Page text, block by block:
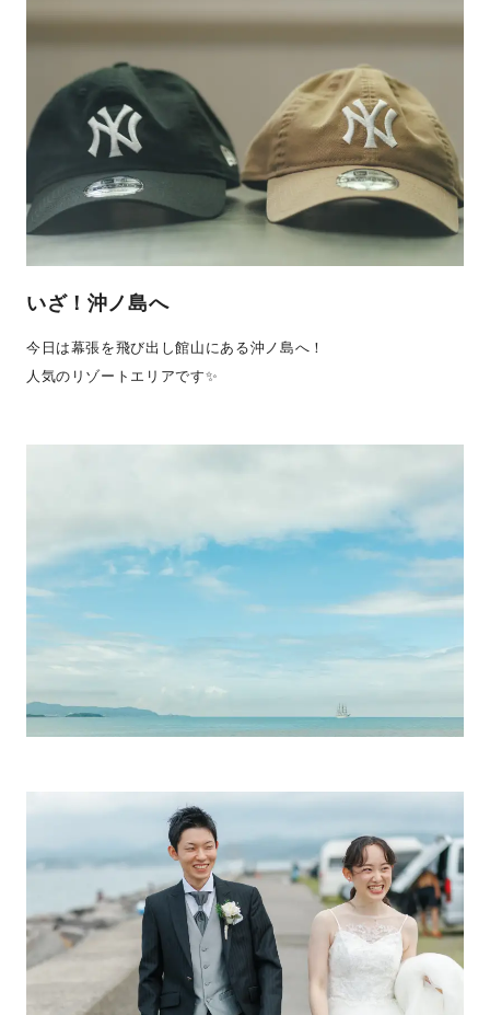
いざ！沖ノ島へ
今日は幕張を飛び出し館山にある沖ノ島へ！
人気のリゾートエリアです✨